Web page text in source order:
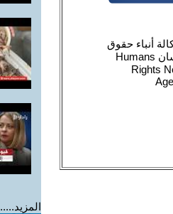
المزيد.....